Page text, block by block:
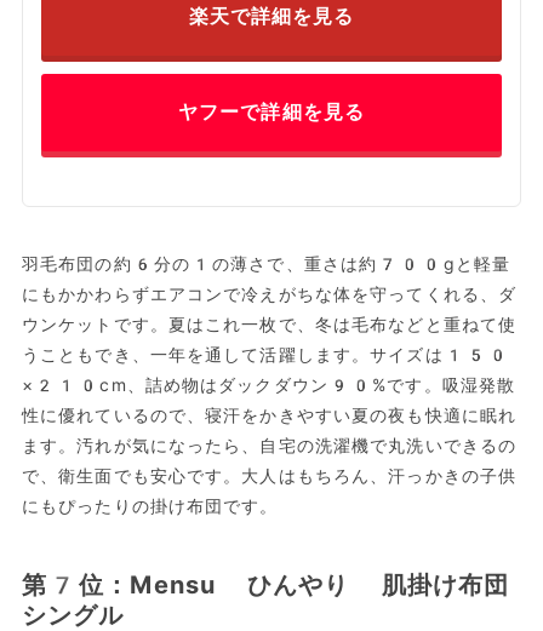
楽天で詳細を見る
ヤフーで詳細を見る
羽毛布団の約6分の1の薄さで、重さは約700gと軽量
にもかかわらずエアコンで冷えがちな体を守ってくれる、ダ
ウンケットです。夏はこれ一枚で、冬は毛布などと重ねて使
うこともでき、一年を通して活躍します。サイズは150
×210cm、詰め物はダックダウン90%です。吸湿発散
性に優れているので、寝汗をかきやすい夏の夜も快適に眠れ
ます。汚れが気になったら、自宅の洗濯機で丸洗いできるの
で、衛生面でも安心です。大人はもちろん、汗っかきの子供
にもぴったりの掛け布団です。
第7位：Mensu ひんやり 肌掛け布団
シングル